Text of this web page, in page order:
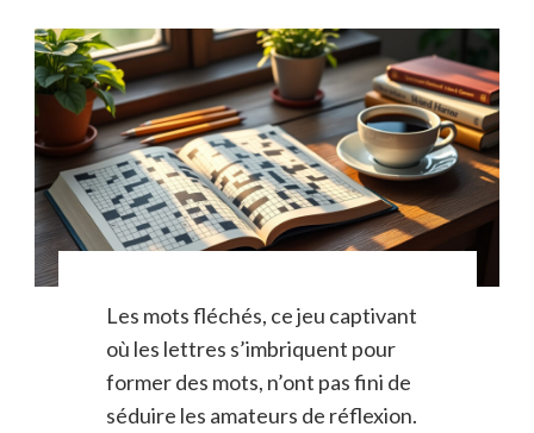
Les mots fléchés, ce jeu captivant
où les lettres s’imbriquent pour
former des mots, n’ont pas fini de
séduire les amateurs de réflexion.